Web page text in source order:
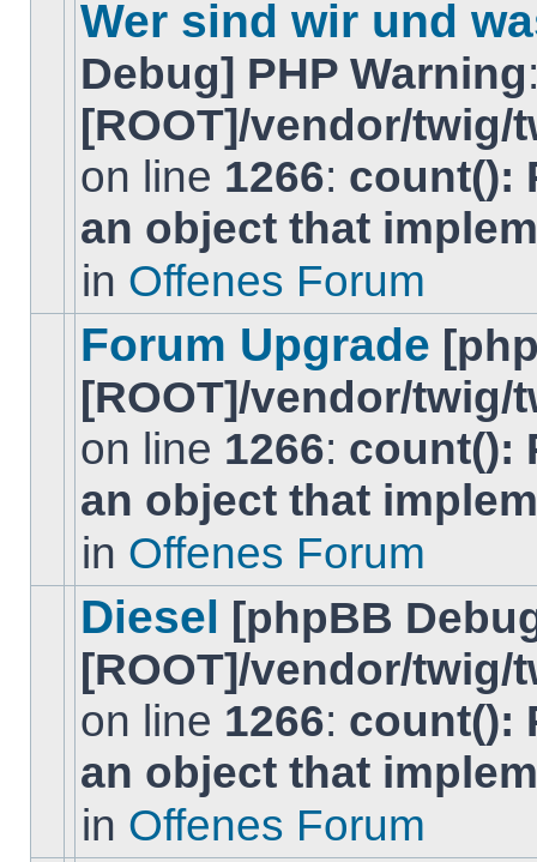
Thema.
Dieses
Thema
gesperrt.
kannst
keine
editieren
oder
weitere
Antworten
Wer sind wir und
Debug] PHP Warning
[ROOT]/vendor/
on line 1266: count():
an object that
in Offenes Forum
gibt
keine
neuen
ungelesenen
diesem
Forum Upgrade
[ROOT]/vendor/
on line 1266: count():
an object that
in Offenes Forum
gibt
keine
neuen
ungelesenen
Diesel [phpBB
[ROOT]/vendor/
on line 1266: count():
an object that
in Offenes Forum